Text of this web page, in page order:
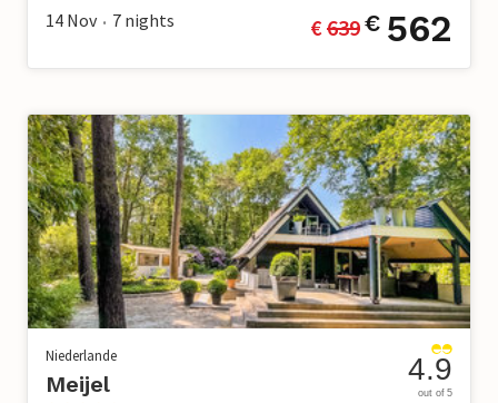
14 Nov • 7 nights € 639€ 562
Niederlande
Meijel 4.9
out of 5